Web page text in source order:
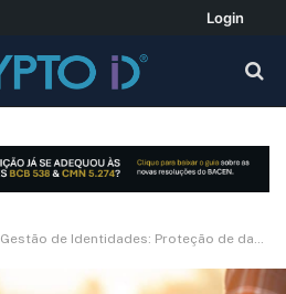
Login
Gestão de Identidades: Proteção de dados essencial no Agronegócio